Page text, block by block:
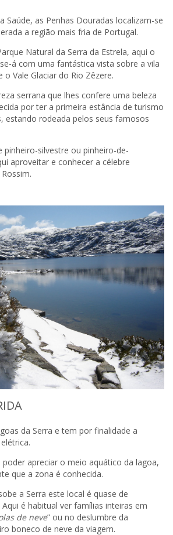
Saúde, as Penhas Douradas localizam-se
a região mais fria de Portugal.
Natural da Serra da Estrela, aqui o
á com uma fantástica vista sobre a vila
o Vale Glaciar do Rio Zêzere.
serrana que lhes confere uma beleza
por ter a primeira estância de turismo
estando rodeada pelos seus famosos
pinheiro-silvestre ou pinheiro-de-
aproveitar e conhecer a célebre
da Serra e tem por finalidade a
apreciar o meio aquático da lagoa,
que a zona é conhecida.
a Serra este local é quase de
é habitual ver famílias inteiras em
de neve” ou no deslumbre da
boneco de neve da viagem.